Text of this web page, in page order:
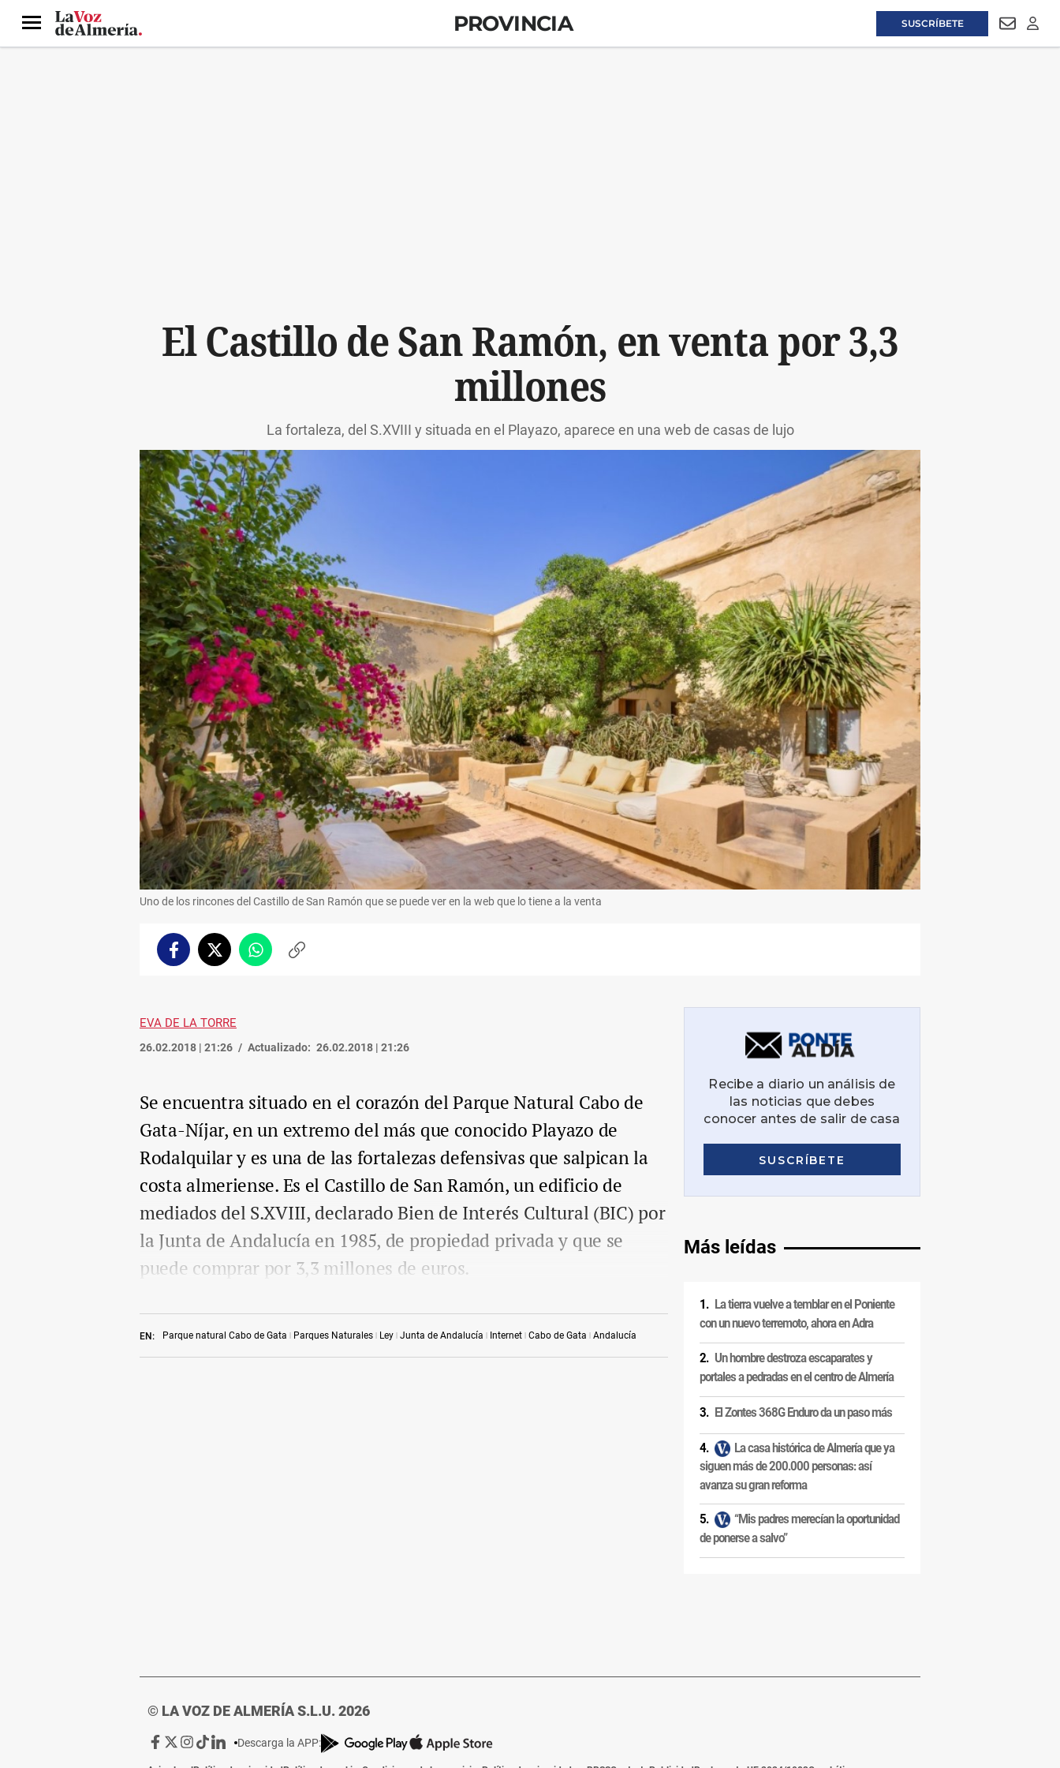
SUSCRÍBETE
Menú PROVINCIA
El Castillo de San Ramón, en venta por 3,3
millones
La fortaleza, del S.XVIII y situada en el Playazo, aparece en una web de casas de lujo
Uno de los rincones del Castillo de San Ramón que se puede ver en la web que lo tiene a la venta
FacebookTwitterWhatsappCopiar
EVA DE LA TORRE
26.02.2018 | 21:26 Actualizado: 26.02.2018 | 21:26
EN: Parque natural Cabo de Gata Parques Naturales Ley Junta de Andalucía Internet Cabo de Gata Andalucía
Se encuentra situado en el corazón del Parque Natural Cabo de
Gata-Níjar, en un extremo del más que conocido Playazo de
Rodalquilar y es una de las fortalezas defensivas que salpican la
costa almeriense. Es el Castillo de San Ramón, un edificio de
mediados del S.XVIII, declarado Bien de Interés Cultural (BIC) por
la Junta de Andalucía en 1985, de propiedad privada y que se
puede comprar por 3,3 millones de euros.
Más leídas
La tierra vuelve a temblar en el Poniente
con un nuevo terremoto, ahora en Adra
Un hombre destroza escaparates y
portales a pedradas en el centro de Almería
El Zontes 368G Enduro da un paso más
La casa histórica de Almería que ya
siguen más de 200.000 personas: así
avanza su gran reforma
“Mis padres merecían la oportunidad
de ponerse a salvo”
© LA VOZ DE ALMERÍA S.L.U. 2026
Ir
Ir
Ir Ir Ir
Descarga la APP: